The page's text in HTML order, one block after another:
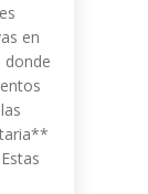
en
donde